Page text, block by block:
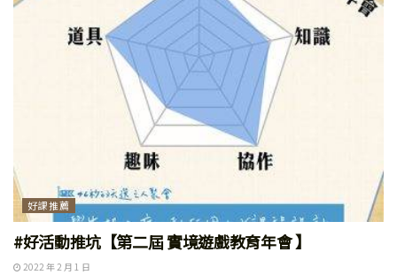
好課推薦
#好活動推坑【第二屆 實境遊戲教育年會 】
2022 年 2 月 1 日